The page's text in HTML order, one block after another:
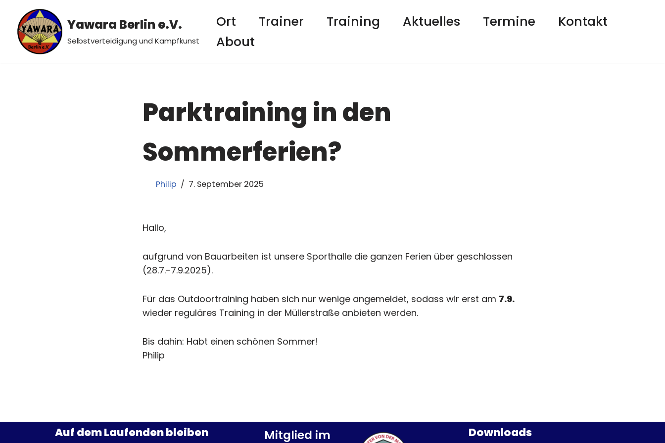
Zum
Inhalt
springen
Yawara Berlin e.V.
Selbstverteidigung und Kampfkunst
Ort Trainer Training Aktuelles Termine
Kontakt
About
Parktraining in den
Sommerferien?
Philip 7. September 2025
Hallo,
aufgrund von Bauarbeiten ist unsere Sporthalle die ganzen Ferien über geschlossen
(28.7.-7.9.2025).
Für das Outdoortraining haben sich nur wenige angemeldet, sodass wir erst am 7.9.
wieder reguläres Training in der Müllerstraße anbieten werden.
Bis dahin: Habt einen schönen Sommer!
Philip
Auf dem Laufenden bleiben Mitglied im Downloads